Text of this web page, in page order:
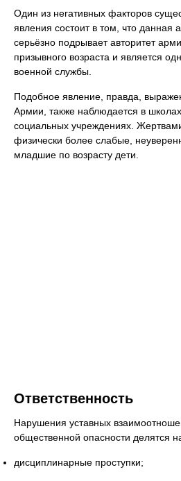
Один из негативных факторов
явления состоит в том, что данная
серьёзно подрывает авторитет
призывного возраста и является
военной службы.
Подобное явление, правда,
Армии, также наблюдается в
социальных учреждениях.
физически более слабые,
младшие по возрасту дети.
Ответственность
Нарушения уставных
общественной опасности делятся
дисциплинарные проступки;